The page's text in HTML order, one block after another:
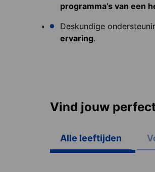
programma’s van een
Deskundige
ervaring.
Vind jouw
Alle leeftijden